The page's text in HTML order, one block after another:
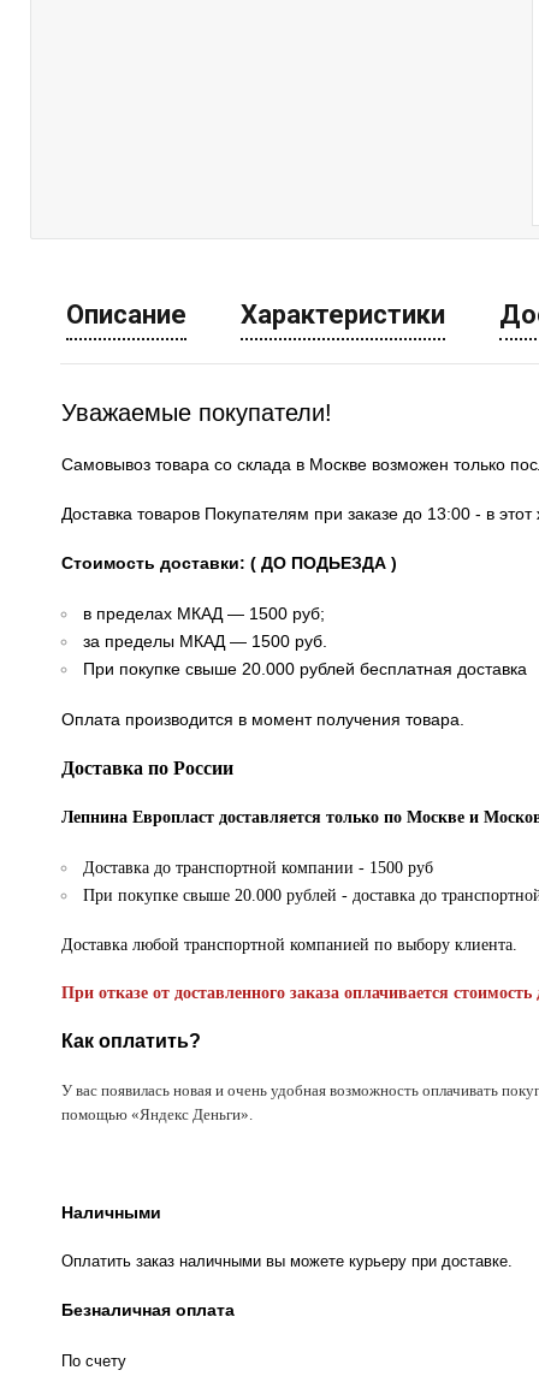
Описание Характеристики
Уважаемые покупатели!
Самовывоз товара со склада в Москве возможен только
Доставка товаров Покупателям при заказе до 13:00 - в
Стоимость доставки: ( ДО ПОДЬЕЗДА )
в пределах МКАД — 1500 руб;
за пределы МКАД — 1500 руб.
При покупке свыше 20.000 рублей бесплатная доставка
Оплата производится в момент получения товара.
Доставка по России
Лепнина Европласт доставляется только по Москве и
Доставка до транспортной компании - 1500 руб
При покупке свыше 20.000 рублей - доставка до
Доставка любой транспортной компанией по выбору клиента.
При отказе от доставленного заказа оплачивается стоимость
Как оплатить?
У вас появилась новая и очень удобная возможность оплачивать
помощью «Яндекс Деньги».
Наличными
Оплатить заказ наличными вы можете курьеру при доставке.
Безналичная оплата
По счету